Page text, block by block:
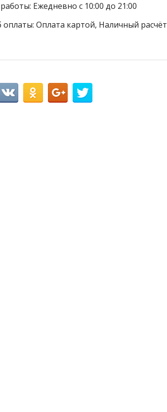
Ежедневно с 10:00 до 21:00
оплаты: Оплата картой, Наличный расчёт